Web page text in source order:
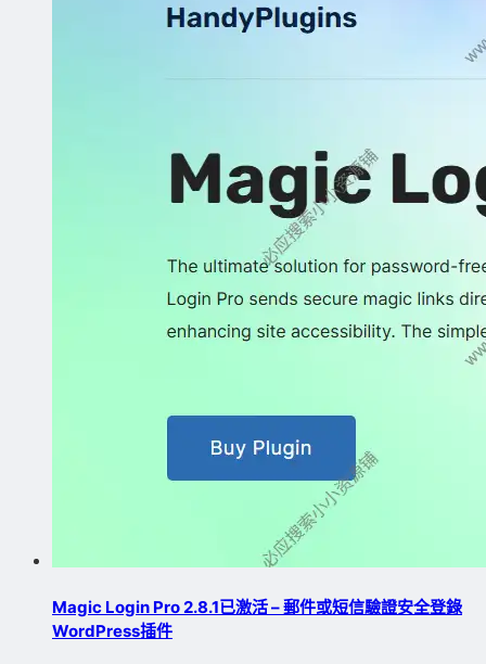
Magic Login Pro 2.8.1已激活 – 郵件或短信驗證安全登錄
WordPress插件